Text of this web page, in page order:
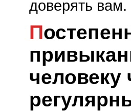
доверять вам.
Постепенное
человеку